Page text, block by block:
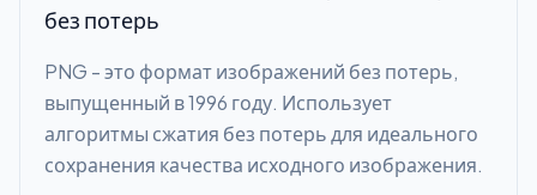
без потерь
PNG - это формат изображений без потерь,
выпущенный в 1996 году. Использует
алгоритмы сжатия без потерь для идеального
сохранения качества исходного изображения.